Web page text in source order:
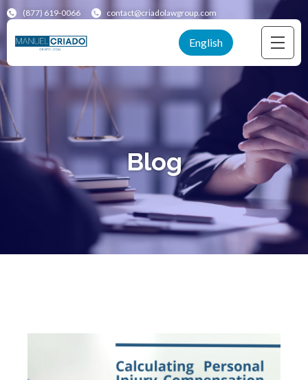
(877) 619-0066 contact@criadolawgroup.com
English
Blog